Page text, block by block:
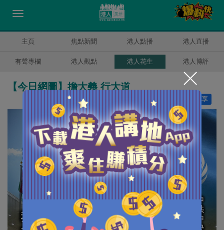
主頁 焦點新聞 港人點播 港人直播
有聲專欄 港人觀點 港人花生 港人博評
【今日網圖】擔大義 行大道
分享
讚好